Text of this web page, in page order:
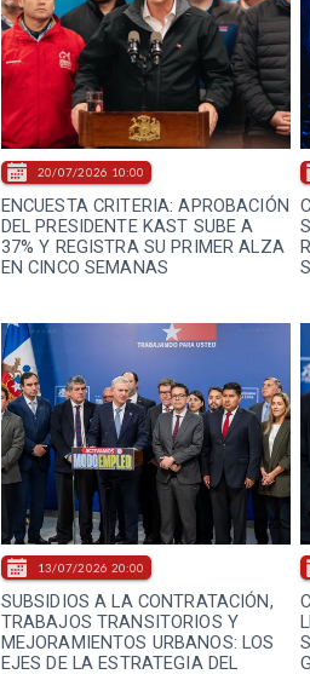
ENCUESTA CRITERIA: APROBACIÓN
DEL PRESIDENTE KAST SUBE A
37% Y REGISTRA SU PRIMER ALZA
EN CINCO SEMANAS
20/07/2026 10:00
SUBSIDIOS A LA CONTRATACIÓN,
TRABAJOS TRANSITORIOS Y
MEJORAMIENTOS URBANOS: LOS
EJES DE LA ESTRATEGIA DEL
13/07/2026 20:00